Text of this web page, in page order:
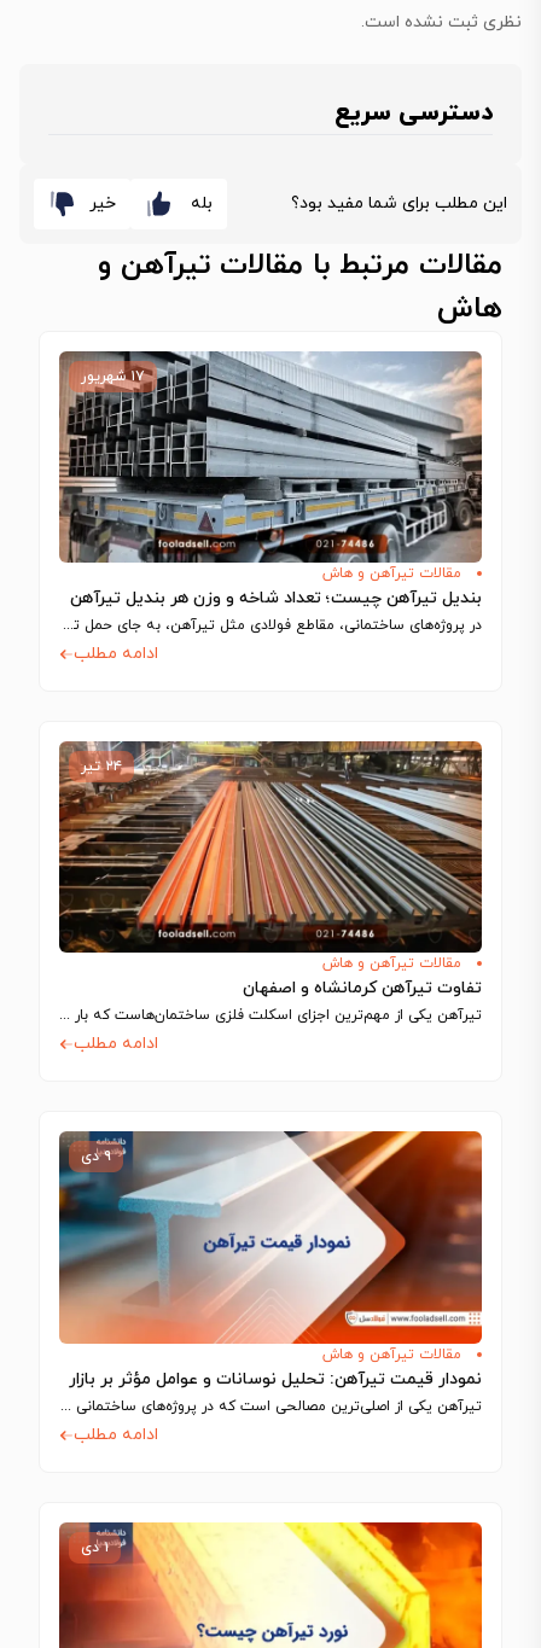
نظری ثبت نشده است.
دسترسی سریع
این مطلب برای شما مفید بود؟ بله خیر
مقالات مرتبط با مقالات تیرآهن و
هاش
۱۷ شهریور
مقالات تیرآهن و هاش
بندیل تیرآهن چیست؛ تعداد شاخه و وزن هر بندیل تیرآهن
در پروژه‌های ساختمانی، مقاطع فولادی مثل تیرآهن، به‌ جای حمل تکی، معمولا در بسته‌هایی…
ادامه مطلب
۲۴ تیر
مقالات تیرآهن و هاش
تفاوت تیرآهن کرمانشاه و اصفهان
تیرآهن یکی از مهم‌ترین اجزای اسکلت فلزی ساختمان‌هاست که بار سقف و طبقات را…
ادامه مطلب
۹ دی
مقالات تیرآهن و هاش
نمودار قیمت تیرآهن: تحلیل نوسانات و عوامل مؤثر بر بازار
تیرآهن یکی از اصلی‌ترین مصالحی است که در پروژه‌های ساختمانی و صنعتی استفاده می‌شود…
ادامه مطلب
۱ دی